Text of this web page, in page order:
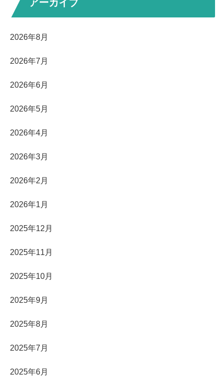
アーカイブ
2026年8月
2026年7月
2026年6月
2026年5月
2026年4月
2026年3月
2026年2月
2026年1月
2025年12月
2025年11月
2025年10月
2025年9月
2025年8月
2025年7月
2025年6月